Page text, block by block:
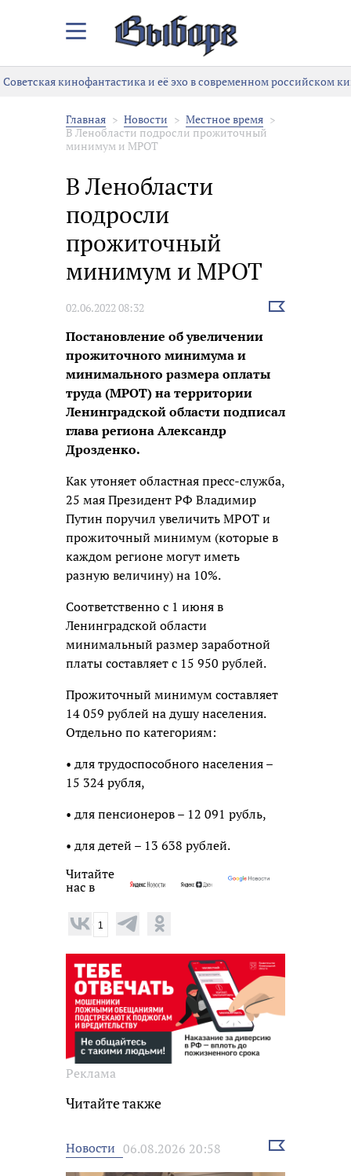
Закрыть/
меню
Советская кинофантастика и её эхо в современном российском
Главная Новости
Местное время
В Ленобласти подросли прожиточный
минимум и МРОТ
В Ленобласти
подросли
прожиточный
минимум и МРОТ
02.06.2022 08:32
Выбрать
Постановление об увеличении
прожиточного минимума и
минимального размера оплаты
труда (МРОТ) на территории
Ленинградской области подписал
глава региона Александр
Дрозденко.
Как утоняет областная пресс-служба,
25 мая Президент РФ Владимир
Путин поручил увеличить МРОТ и
прожиточный минимум (которые в
каждом регионе могут иметь
разную величину) на 10%.
Соответственно с 1 июня в
Ленинградской области
минимальный размер заработной
платы составляет с 15 950 рублей.
Прожиточный минимум составляет
14 059 рублей на душу населения.
Отдельно по категориям:
• для трудоспособного населения –
15 324 рубля,
• для пенсионеров – 12 091 рубль,
• для детей – 13 638 рублей.
Читайте
нас в
1
Реклама
Читайте также
Новости 06.08.2026 20:58
Выбрать